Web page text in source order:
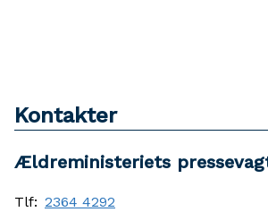
Kontakter
Ældreministeriets
Tlf: 2364 4292